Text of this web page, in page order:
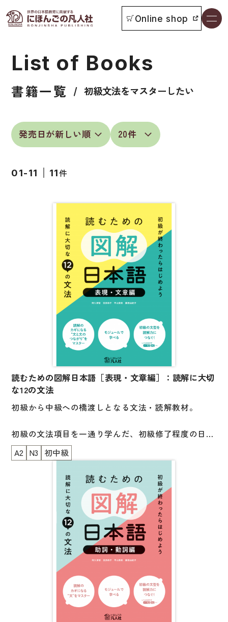
書籍一覧
お知らせ
イベント
教科書採用について
書籍の内容について
著作権について
原稿・企画の持ち込みについて
その他の質問
わたしたちについて
お問い合わせ
Online shop
本をさがす
日本語学習者用教科書
総合教科書
留学生向け専門分野
表記（かな・漢字）
練習問題
日本語能力試験対策
日本留学試験対策
各種試験対策
日本語学習関連副読本
視聴覚・補助教材
ビデオ・ＤＶＤ
List of Books
書籍一覧 初級文法をマスターしたい
01-11 11件
読むための図解日本語［表現・文章編］：読解に大切
な12の文法
初級から中級への橋渡しとなる文法・読解教材。
初級の文法項目を一通り学んだ、初級修了程度の日本
語学習者を対象としています。
一般的な日本語の文章はまだあまり読んだことがなく
て、読めるようになりたいと思っている人のための教
読解のポイントとなる12の文法・文型（文の構造）
を、わかりやすい構成と図解を用いた解説で、楽しく
初級で学んだ文法・文型を、読解の視点、文章におけ
る機能の観点で学びなおしましょう。
解説文は、英語・中国語・ベトナム語の対訳付き。
読み物は、150 字程度の文章で、知的興味がもてる内
容のものになっています。
A2 N3 初中級